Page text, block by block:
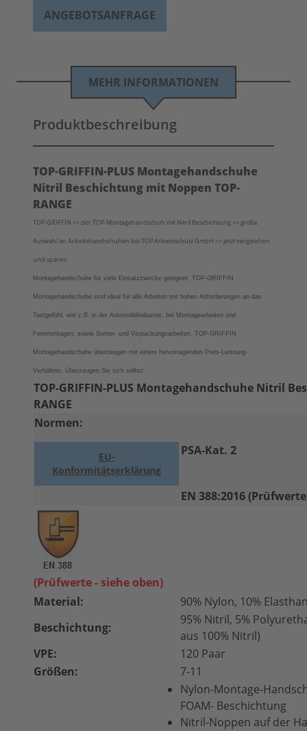
ANGEBOTSANFRAGE
MEHR INFORMATIONEN
Produktbeschreibung
TOP-GRIFFIN-PLUS Montagehandschuhe
Nitril Beschichtung mit Noppen TOP-
RANGE
TOP-GRIFFIN >> der TOP-Montagehandschuh mit Nitril Beschichtung >> große
Auswahl an Arbeitshandschuhen bei TOP Arbeitsschutz GmbH >> jetzt vergleichen
und sparen
Montagehandschuhe für viele Einsatzzwecke geeignet. TOP-GRIFFIN
Montagehandschuhe sind ideal für alle Arbeiten mit hohen Anforderungen an das
Tastgefühl, wie z.B. in der Automobilindustrie, bei Montagearbeiten und
Feinmontagen, sowie Sortier- und Verpackungsarbeiten. TOP-GRIFFIN
Montagehandschuhe überzeugen mit einem hervorragenden Preis-Leistung-
Verhältnis. Überzeugen Sie sich selbst.
TOP-GRIFFIN-PLUS Montagehandschuhe Nitril
RANGE
Normen:
EU-
Konformitätserklärung
PSA-Kat. 2
EN 388:2016
(Prüfwerte - siehe oben)
Material:
90% Nylon, 10%
Beschichtung:
95% Nitril, 5%
aus 100% Nitril)
VPE:
120 Paar
Größen:
7-11
Nylon-Montage-
FOAM- Beschichtung
Nitril-Noppen auf der